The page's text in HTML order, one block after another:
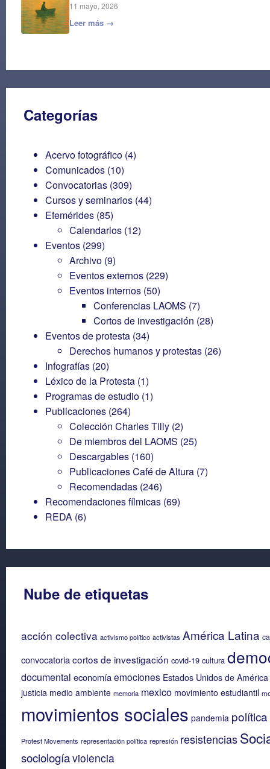
11 mayo, 2026
Leer más →
Categorías
Acervo fotográfico (4)
Comunicados (10)
Convocatorias (309)
Cursos y seminarios (44)
Efemérides (85)
Calendarios (12)
Eventos (299)
Archivo (9)
Eventos externos (229)
Eventos internos (50)
Conferencias LAOMS (7)
Cortos de investigación (28)
Eventos de protesta (34)
Derechos humanos y protestas (26)
Infografías (20)
Léxico de la Protesta (1)
Programas de estudio (1)
Publicaciones (264)
Colección Charles Tilly (2)
De miembros del LAOMS (25)
Descargables (160)
Publicaciones Café de Altura (7)
Recomendadas (246)
Recomendaciones fílmicas (69)
REDA (6)
Nube de etiquetas
acción colectiva activismo político activistas América Latina
convocatoriacortos de investigación covid-19 cultura
documental economíaemociones Estados Unidos de América
justicia medio ambiente memoria mexico movimiento estudiantil
movimientos sociales pandemia política
Protest Movements representación política represión resistencias
sociologíaviolencia